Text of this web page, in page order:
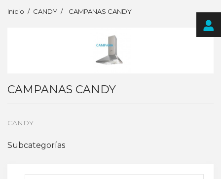
Inicio CANDY CAMPANAS CANDY
CAMPANAS CANDY
CANDY
Subcategorías